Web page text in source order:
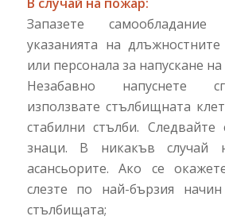
Запазете
указанията на
или персонала за напускане на
Незабавно напуснете
използвате стълбищната
стабилни стълби. Следвайте
знаци. В никакъв случай
асансьорите. Ако се
слезте по най-бързия
стълбищата;